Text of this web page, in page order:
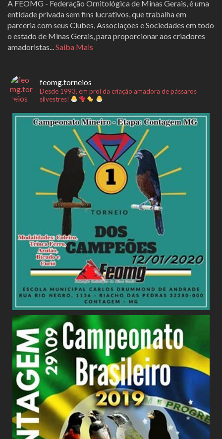
A FEOMG - Federação Ornitológica de Minas Gerais, é uma
entidade privada sem fins lucrativos, que trabalha em
parceria com seus Clubes, Associações e Sociedades em todo
o estado de Minas Gerais, para proporcionar aos criadores
amadoristas... Saiba Mais
feomg.torneios
Desde 1993, em prol da criação amadora de pássaros
silvestres!